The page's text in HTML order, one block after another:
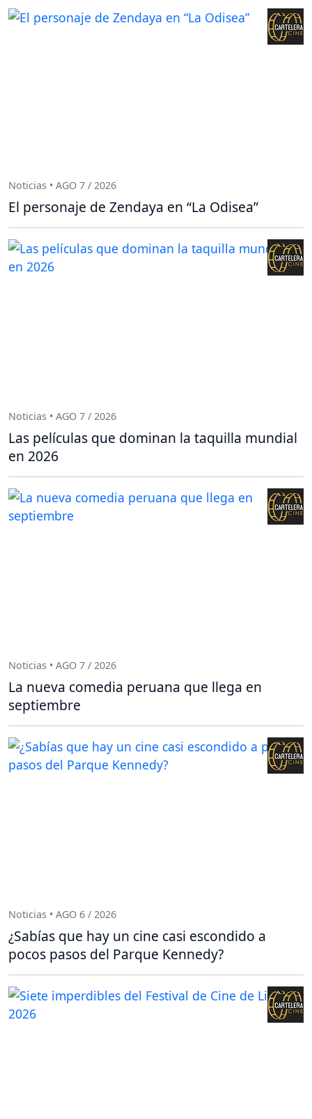
Noticias • AGO 7 / 2026
El personaje de Zendaya en “La Odisea”
Noticias • AGO 7 / 2026
Las películas que dominan la taquilla mundial
en 2026
Noticias • AGO 7 / 2026
La nueva comedia peruana que llega en
septiembre
Noticias • AGO 6 / 2026
¿Sabías que hay un cine casi escondido a
pocos pasos del Parque Kennedy?